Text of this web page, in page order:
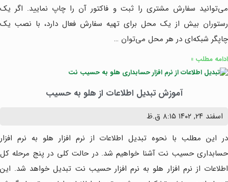
می‌توانید سفارش مشتری را ثبت و فاکتور آن را چاپ نمایید. اگر یک
رستوران بیش از یک محل برای تهیه سفارش فعال دارد، با نصب یک
چاپگر شبکه‌ای در هر محل می‌توان …
ادامه مطلب »
آموزش تبدیل اطلاعات از هلو به حسیب
اسفند ۲۴, ۱۴۰۲
۸:۱۵ ق.ظ
در این مطلب با نحوه تبدیل اطلاعات از نرم افزار هلو به نرم افزار
حسابداری حسیب نت آشنا خواهیم شد. در حالت کلی در پنج مرحله کل
اطلاعات از نرم افزار هلو به نرم افزار حسیب نت تبدیل خواهد شد. این